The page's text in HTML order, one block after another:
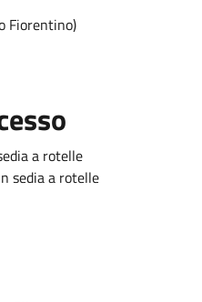
Fiorentino)
a rotelle
sedia a rotelle